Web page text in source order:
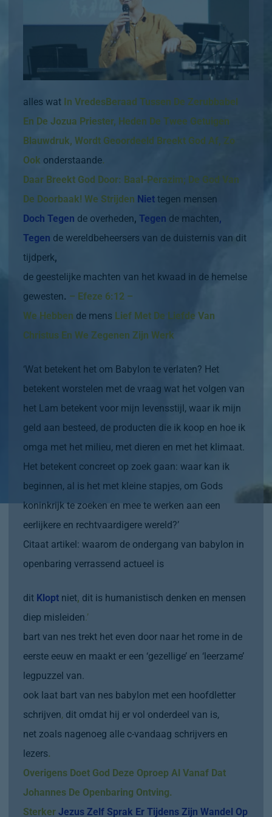
alles wat In VredesBeraad Tussen De Zerubbabel
En De Jozua Priester, Heden De Twee Getuigen
Blauwdruk, Wordt Geoordeeld Breekt God Af, Zo
Ook onderstaande.
Daar Breekt God Door: Baal-Perazim; De God Van
De Doorbaak! We Strijden Niet tegen mensen
Doch Tegen de overheden, Tegen de machten,
Tegen de wereldbeheersers van de duisternis van dit
tijdperk,
de geestelijke machten van het kwaad in de hemelse
gewesten. – Efeze 6:12 –
We Hebben de mens Lief Met De Liefde Van
Christus En We Zegenen Zijn Werk
‘Wat betekent het om Babylon te verlaten? Het
betekent worstelen met de vraag wat het volgen van
het Lam betekent voor mijn levensstijl, waar ik mijn
geld aan besteed, de producten die ik koop en hoe ik
omga met het milieu, met dieren en met het klimaat.
Het betekent concreet op zoek gaan: waar kan ik
beginnen, al is het met kleine stapjes, om Gods
koninkrijk te zoeken en mee te werken aan een
eerlijkere en rechtvaardigere wereld?’
Citaat artikel: waarom de ondergang van babylon in
openbaring verrassend actueel is
dit Klopt niet, dit is humanistisch denken en mensen
diep misleiden.’
bart van nes trekt het even door naar het rome in de
eerste eeuw en maakt er een ‘gezellige’ en ‘leerzame’
legpuzzel van.
ook laat bart van nes babylon met een hoofdletter
schrijven, dit omdat hij er vol onderdeel van is,
net zoals nagenoeg alle c-vandaag schrijvers en
lezers.
Overigens Doet God Deze Oproep Al Vanaf Dat
Johannes De Openbaring Ontving.
Sterker Jezus Zelf Sprak Er Tijdens Zijn Wandel Op